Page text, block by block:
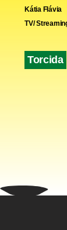
Kátia Flávia
TV/
Torcida